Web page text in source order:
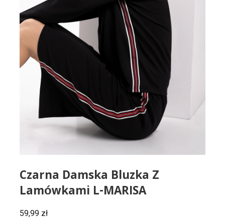
Czarna Damska Bluzka Z
Lamówkami L-MARISA
59,99 zł